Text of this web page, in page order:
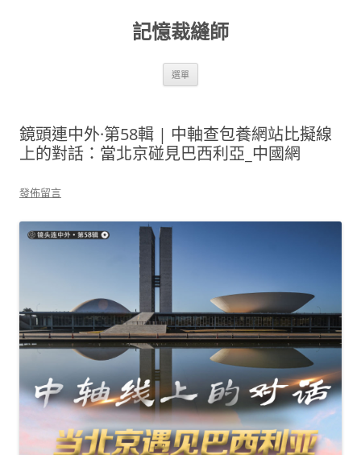
記憶裁縫師
選單
鏡頭連中外·第58輯 | 中軸查包養網站比擬線
上的對話：當北京碰見巴西利亞_中國網
發佈留言